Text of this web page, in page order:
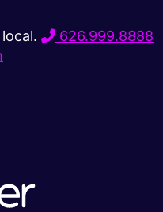
626.999.8888